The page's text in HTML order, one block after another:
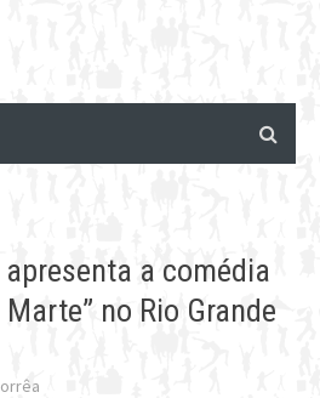
a comédia
no Rio Grande